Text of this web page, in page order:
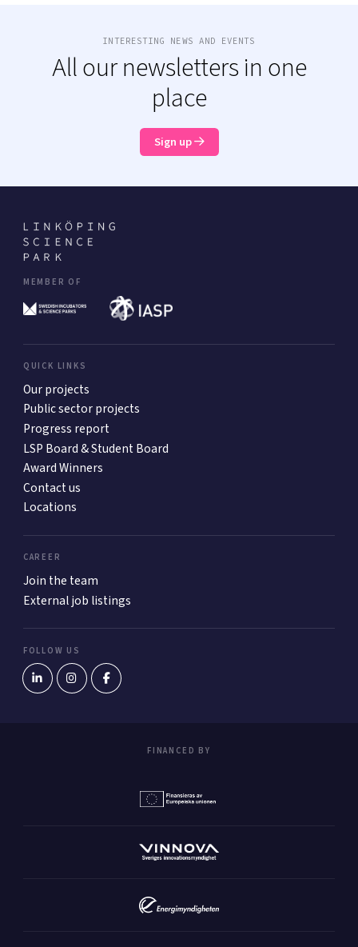
INTERESTING NEWS AND EVENTS
All our newsletters in one
place
Sign up
MEMBER OF
QUICK LINKS
Our projects
Public sector projects
Progress report
LSP Board & Student Board
Award Winners
Contact us
Locations
CAREER
Join the team
External job listings
FOLLOW US
FINANCED BY